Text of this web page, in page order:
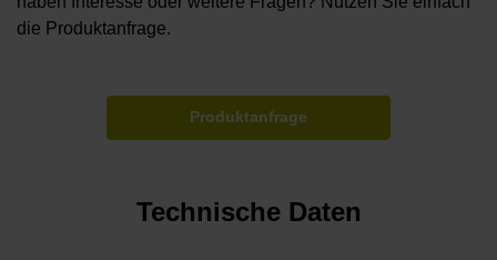
die Produktanfrage.
Produktanfrage
Technische Daten